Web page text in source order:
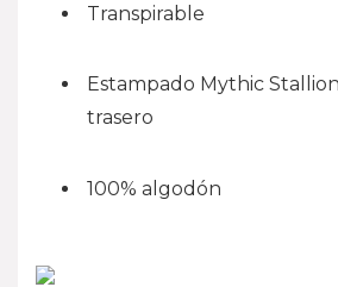
Transpirable
Estampado Mythic
trasero
100% algodón